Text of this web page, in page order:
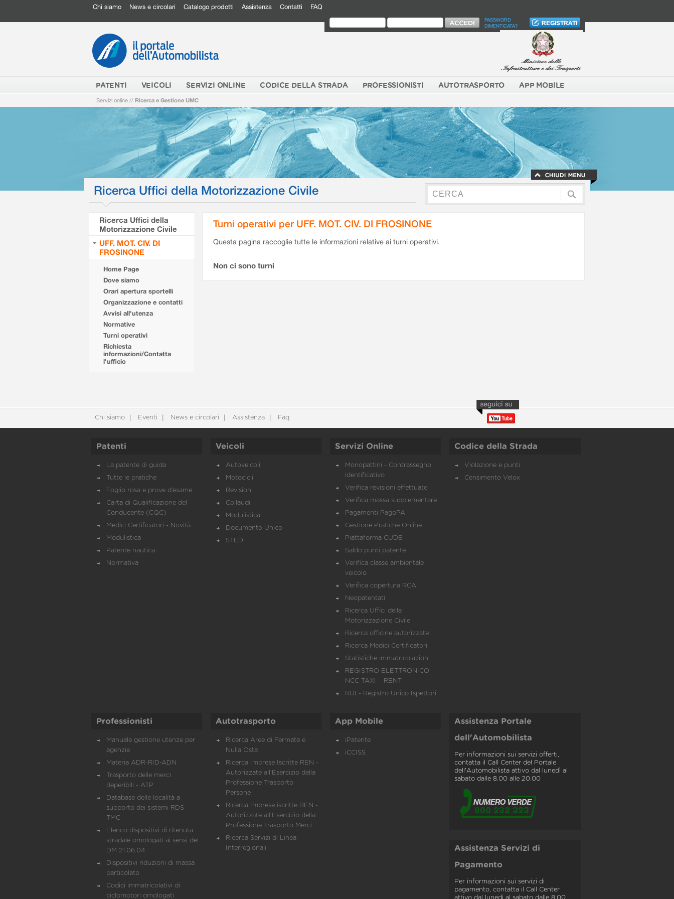
Chi siamo News e circolari Catalogo prodotti Assistenza Contatti FAQ
PASSWORD
DIMENTICATA?
PATENTI VEICOLI SERVIZI ONLINE CODICE DELLA STRADA PROFESSIONISTI AUTOTRASPORTO APP MOBILE
Servizi online // Ricerca e Gestione UMC
Ricerca Uffici della Motorizzazione Civile
Ricerca Uffici della
Motorizzazione Civile
UFF. MOT. CIV. DI
FROSINONE
Home Page
Dove siamo
Orari apertura sportelli
Organizzazione e contatti
Avvisi all'utenza
Normative
Turni operativi
Richiesta
informazioni/Contatta
l'ufficio
Turni operativi per UFF. MOT. CIV. DI FROSINONE
Questa pagina raccoglie tutte le informazioni relative ai turni operativi.
Non ci sono turni
Chi siamo Eventi News e circolari Assistenza Faq
Patenti
La patente di guida
Tutte le pratiche
Foglio rosa e prove d’esame
Carta di Qualificazione del
Conducente (CQC)
Medici Certificatori - Novità
Modulistica
Patente nautica
Normativa
Veicoli
Autoveicoli
Motocicli
Revisioni
Collaudi
Modulistica
Documento Unico
STED
Servizi Online
Monopattini - Contrassegno
identificativo
Verifica revisioni effettuate
Verifica massa supplementare
Pagamenti PagoPA
Gestione Pratiche Online
Piattaforma CUDE
Saldo punti patente
Verifica classe ambientale
veicolo
Verifica copertura RCA
Neopatentati
Ricerca Uffici della
Motorizzazione Civile
Ricerca officine autorizzate
Ricerca Medici Certificatori
Statistiche immatricolazioni
REGISTRO ELETTRONICO
NCC TAXI – RENT
RUI - Registro Unico Ispettori
Codice della Strada
Violazione e punti
Censimento Velox
Professionisti
Manuale gestione utenze per
agenzie
Materia ADR-RID-ADN
Trasporto delle merci
deperibili - ATP
Database delle località a
supporto dei sistemi RDS
TMC
Elenco dispositivi di ritenuta
stradale omologati ai sensi del
DM 21.06.04
Dispositivi riduzioni di massa
particolato
Codici immatricolativi di
ciclomotori omologati
Autotrasporto
Ricerca Aree di Fermata e
Nulla Osta
Ricerca Imprese Iscritte REN -
Autorizzate all'Esercizio della
Professione Trasporto
Persone
Ricerca Imprese iscritte REN -
Autorizzate all'Esercizio della
Professione Trasporto Merci
Ricerca Servizi di Linea
Interregionali
App Mobile
iPatente
iCCISS
Assistenza Portale
dell'Automobilista
Per informazioni sui servizi offerti,
contatta il Call Center del Portale
dell'Automobilista attivo dal lunedì al
sabato dalle 8.00 alle 20.00
Assistenza Servizi di
Pagamento
Per informazioni sui servizi di
pagamento, contatta il Call Center